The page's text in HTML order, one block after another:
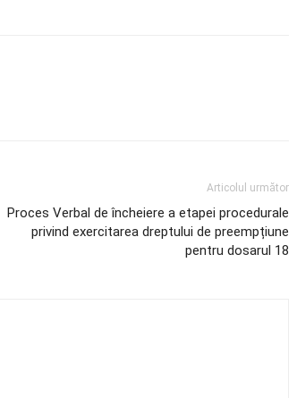
Articolul următor
Proces Verbal de încheiere a etapei procedurale
privind exercitarea dreptului de preempțiune
pentru dosarul 18